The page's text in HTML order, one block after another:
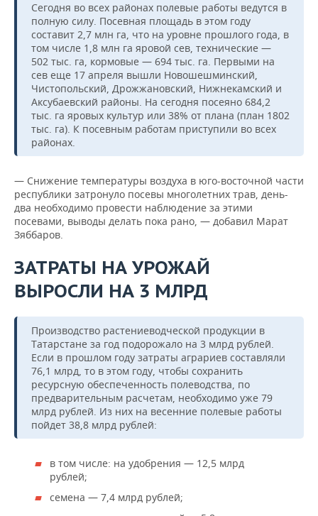
Сегодня во всех районах полевые работы ведутся в
полную силу. Посевная площадь в этом году
составит 2,7 млн га, что на уровне прошлого года, в
том числе 1,8 млн га яровой сев, технические —
502 тыс. га, кормовые — 694 тыс. га. Первыми на
сев еще 17 апреля вышли Новошешминский,
Чистопольский, Дрожжановский, Нижнекамский и
Аксубаевский районы. На сегодня посеяно 684,2
тыс. га яровых культур или 38% от плана (план 1802
тыс. га). К посевным работам приступили во всех
районах.
— Снижение температуры воздуха в юго-восточной части
республики затронуло посевы многолетних трав, день-
два необходимо провести наблюдение за этими
посевами, выводы делать пока рано, — добавил Марат
Зяббаров.
ЗАТРАТЫ НА УРОЖАЙ
ВЫРОСЛИ НА 3 МЛРД
Производство растениеводческой продукции в
Татарстане за год подорожало на 3 млрд рублей.
Если в прошлом году затраты аграриев составляли
76,1 млрд, то в этом году, чтобы сохранить
ресурсную обеспеченность полеводства, по
предварительным расчетам, необходимо уже 79
млрд рублей. Из них на весенние полевые работы
пойдет 38,8 млрд рублей:
в том числе: на удобрения — 12,5 млрд
рублей;
семена — 7,4 млрд рублей;